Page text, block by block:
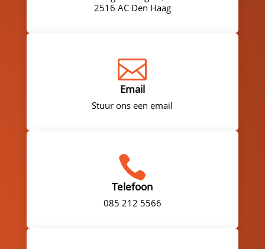
2516 AC Den Haag

Email
Stuur ons een email

Telefoon
085 212 5566